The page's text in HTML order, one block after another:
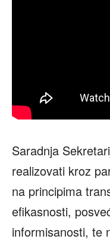
Saradnja
realizovati kroz
na principima
efikasnosti,
informisanosti, te